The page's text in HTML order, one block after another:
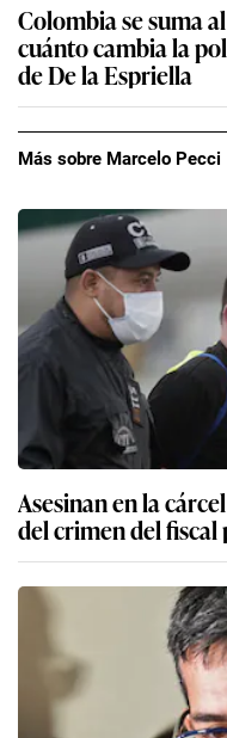
Colombia se suma
cuánto cambia la
de De la Espriella
Más sobre Marcelo Pecci
Asesinan en la
del crimen del fiscal